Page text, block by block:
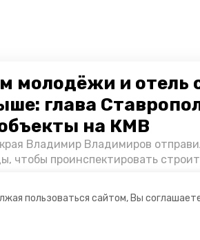
пользоваться сайтом, Вы
молодёжи и отель
глава
на КМВ
Владимир Владимиров
чтобы проинспектировать
а также выслушать